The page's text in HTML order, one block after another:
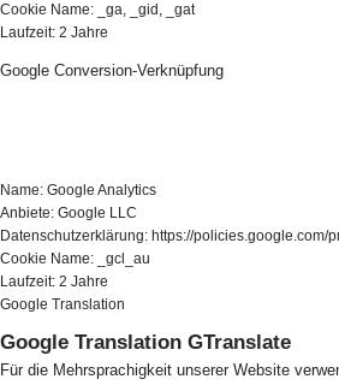
Cookie Name: _ga, _gid, _gat
Laufzeit: 2 Jahre
Google Conversion-Verknüpfung
Name: Google Analytics
Anbiete: Google LLC
Datenschutzerklärung: https://policies.google.com/
Cookie Name: _gcl_au
Laufzeit: 2 Jahre
Google Translation
Google Translation GTranslate
Für die Mehrsprachigkeit unserer Website